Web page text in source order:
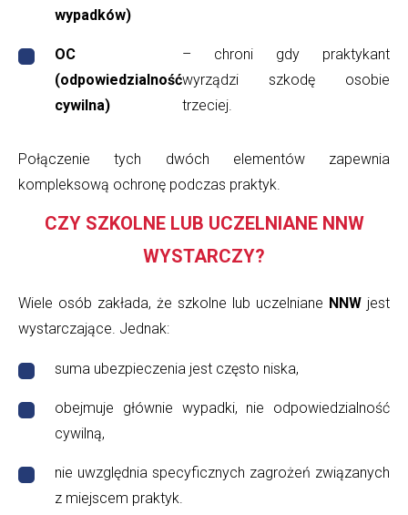
wypadków)
OC
(odpowiedzialność
cywilna)
– chroni gdy praktykant
wyrządzi szkodę osobie
trzeciej.
Połączenie tych dwóch elementów zapewnia
kompleksową ochronę podczas praktyk.
CZY SZKOLNE LUB UCZELNIANE NNW
WYSTARCZY?
Wiele osób zakłada, że szkolne lub uczelniane NNW jest
wystarczające. Jednak:
suma ubezpieczenia jest często niska,
obejmuje głównie wypadki, nie odpowiedzialność
cywilną,
nie uwzględnia specyficznych zagrożeń związanych
z miejscem praktyk.